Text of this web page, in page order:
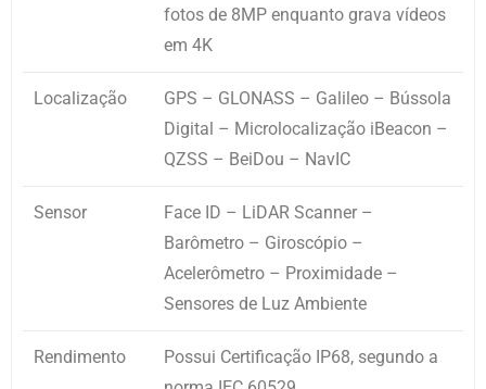
fotos de 8MP enquanto grava vídeos
em 4K
Localização
GPS – GLONASS – Galileo – Bússola
Digital – Microlocalização iBeacon –
QZSS – BeiDou – NavIC
Sensor
Face ID – LiDAR Scanner –
Barômetro – Giroscópio –
Acelerômetro – Proximidade –
Sensores de Luz Ambiente
Rendimento
Possui Certificação IP68, segundo a